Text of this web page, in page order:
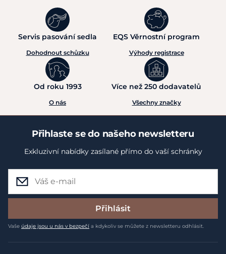
Servis pasování sedla
Dohodnout schůzku
EQS Věrnostní program
Výhody registrace
Od roku 1993
O nás
Více než 250 dodavatelů
Všechny značky
Přihlaste se do našeho newsletteru
Exkluzivní nabídky zasílané přímo do vaší schránky
Přihlásit
Vaše údaje jsou u nás v bezpečí a kdykoliv se můžete z newsletteru odhlásit.